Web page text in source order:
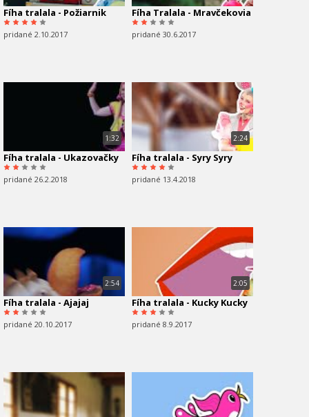
Fíha tralala - Požiarnik
pridané 2.10.2017
Fíha Tralala - Mravčekovia
pridané 30.6.2017
1:32
Fíha tralala - Ukazovačky
pridané 26.2.2018
2:24
Fíha tralala - Syry Syry
pridané 13.4.2018
2:54
Fíha tralala - Ajajaj
pridané 20.10.2017
2:05
Fíha tralala - Kucky Kucky
pridané 8.9.2017